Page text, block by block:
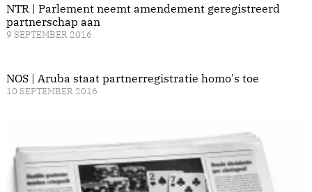
NTR | Parlement neemt amendement geregistreerd
partnerschap aan
9 SEPTEMBER 2016
NOS | Aruba staat partnerregistratie homo's toe
10 SEPTEMBER 2016